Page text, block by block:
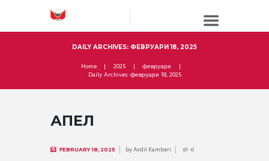
DAILY ARCHIVES: ФЕВРУАРИ 18, 2025
Home 2025
февруари
Daily Archives: февруари 18, 2025
АПЕЛ
FEBRUARY 18, 2025 byAvdil Kamberi 0